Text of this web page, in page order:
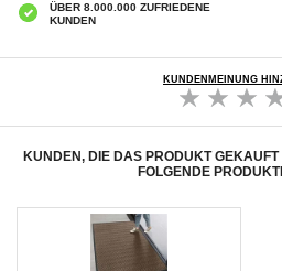
ÜBER 8.000.000 ZUFRIEDENE
KUNDEN
KUNDENMEINUNG
KUNDEN, DIE DAS PRODUKT
FOLGENDE